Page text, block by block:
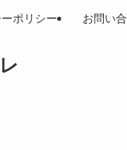
ポリシー お問い